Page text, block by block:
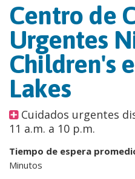
Centro de
Urgentes
Children's
Lakes
Cuidados urgentes
11 a.m. a 10 p.m.
Tiempo de espera
Minutos